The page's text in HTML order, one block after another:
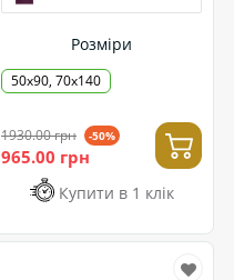
Розміри
50x90, 70x140
1930.00 грн -50%
965.00 грн
Купити в 1 клік